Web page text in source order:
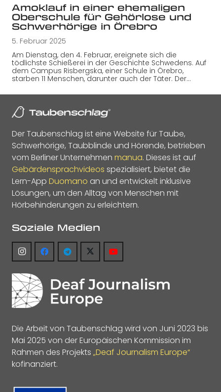
Amoklauf in einer ehemaligen
Oberschule für Gehörlose und
Schwerhörige in Örebro
5. Februar 2025
Am Dienstag, den 4. Februar, ereignete sich die
tödlichste Schießerei in der Geschichte Schwedens. Auf
dem Campus Risbergska, einer Schule in Örebro,
starben 11 Menschen, darunter auch der Täter. Der…
Der Taubenschlag ist eine Website für Taube,
Schwerhörige, Taubblinde und Hörende, betrieben
vom Berliner Unternehmen manua. Dieses ist auf
Gebärdensprachvideos spezialisiert, bietet die
Lern-App Duomano an und entwickelt inklusive
Lösungen, um den Alltag von Menschen mit
Hörbehinderungen zu erleichtern.
Soziale Medien
Die Arbeit von Taubenschlag wird von Juni 2023 bis
Mai 2025 von der Europäischen Kommission im
Rahmen des Projekts „Deaf Journalism Europe“
kofinanziert.